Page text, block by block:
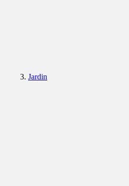
Jardin